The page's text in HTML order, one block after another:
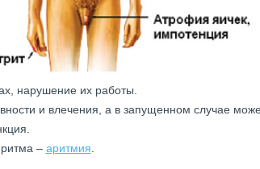
нарушение их работы.
и влечения, а в запущенном случае
– аритмия